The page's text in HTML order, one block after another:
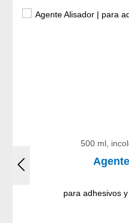
500 ml,
para adhesivos